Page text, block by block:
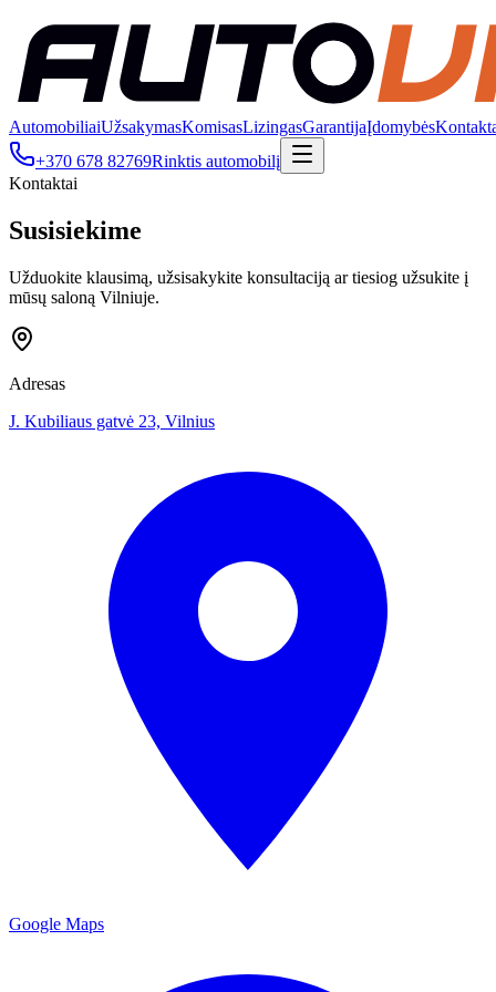
AutomobiliaiUžsakymasKomisasLizingasGarantijaĮdomybės
+370 678 82769Rinktis automobilį
Kontaktai
Susisiekime
Užduokite klausimą, užsisakykite konsultaciją ar tiesiog užsukite į
mūsų saloną Vilniuje.
Adresas
J. Kubiliaus gatvė 23, Vilnius
Google Maps